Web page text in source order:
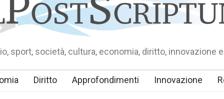
sport, società, cultura, economia, diritto, innovazione
Diritto Approfondimenti Innovazione